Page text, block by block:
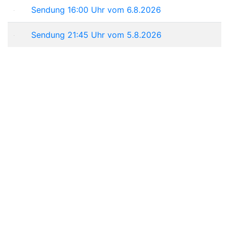
Sendung 16:00 Uhr vom 6.8.2026
Sendung 21:45 Uhr vom 5.8.2026